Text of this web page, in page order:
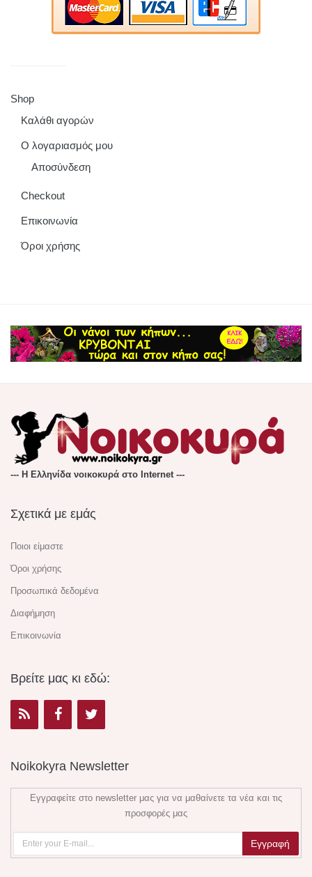
Shop
Καλάθι αγορών
Ο λογαριασμός μου
Αποσύνδεση
Checkout
Επικοινωνία
Όροι χρήσης
--- Η Ελληνίδα νοικοκυρά στο Internet ---
Σχετικά με εμάς
Ποιοι είμαστε
Όροι χρήσης
Προσωπικά δεδομένα
Διαφήμηση
Επικοινωνία
Βρείτε μας κι εδώ:
Noikokyra Newsletter
Εγγραφείτε στο newsletter μας για να μαθαίνετε τα νέα και τις
προσφορές μας